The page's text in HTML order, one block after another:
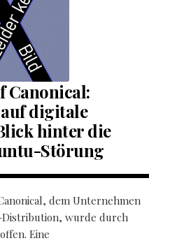
Canonical:
digitale
hinter die
Störung
dem Unternehmen
wurde durch
Eine